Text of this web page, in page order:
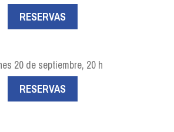
RESERVAS
20 de septiembre, 20 h
RESERVAS